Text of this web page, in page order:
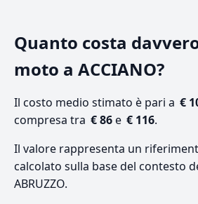
Quanto costa
moto a ACCIANO?
Il costo medio stimato è pari a €
compresa tra € 86e € 116.
Il valore rappresenta un
calcolato sulla base del contesto
ABRUZZO.